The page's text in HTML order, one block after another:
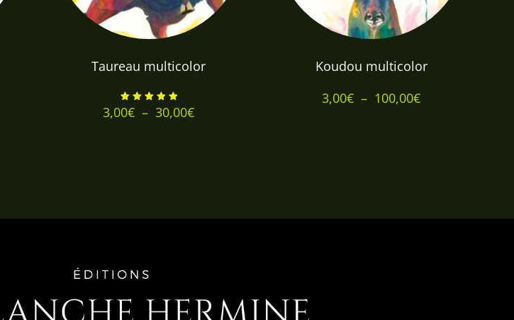
Taureau multicolor
Note
5.00
3,00€ – 30,00€Plage
Koudou multicolor
3,00€ – 100,00€Plage